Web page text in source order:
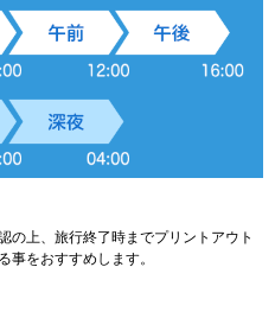
の上、旅行終了時までプリントアウト
事をおすすめします。